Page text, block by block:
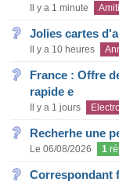
Il y a 1 minute
Jolies cartes
Il y a 10 heures
France : Offre
rapide e
Il y a 1 jours
Recherhe une
Le 06/08/2026 1
Correspondant